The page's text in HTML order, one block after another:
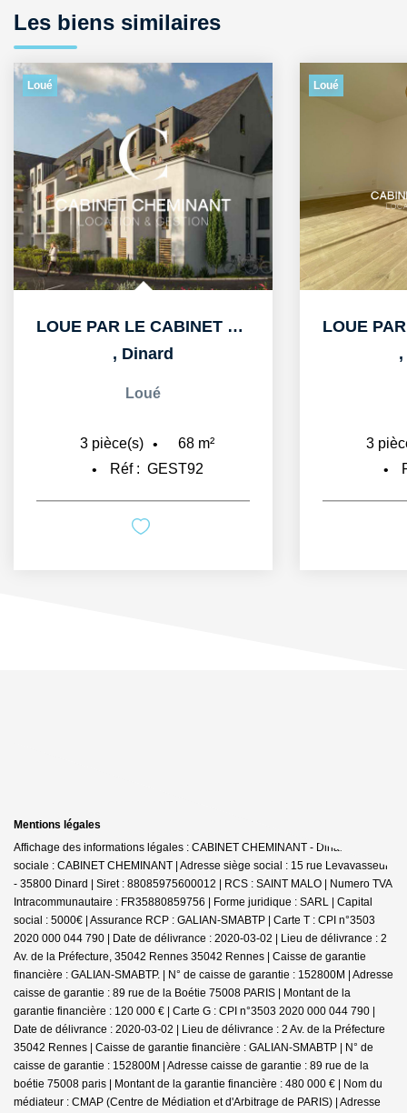
Les biens similaires
Loué
LOUE PAR LE CABINET CHEMINANT A DINARD APPARTEMENT T3 DE...
, Dinard
Loué
3 pièce(s) 68 m²
Réf : GEST92
Loué
,
3
Mentions légales
Affichage des informations légales : CABINET CHEMINANT - Dinard | Raison
sociale : CABINET CHEMINANT | Adresse siège social : 15 rue Levavasseur
- 35800 Dinard | Siret : 88085975600012 | RCS : SAINT MALO | Numero TVA
Intracommunautaire : FR35880859756 | Forme juridique : SARL | Capital
social : 5000€ | Assurance RCP : GALIAN-SMABTP | Carte T : CPI n°3503
2020 000 044 790 | Date de délivrance : 2020-03-02 | Lieu de délivrance : 2
Av. de la Préfecture, 35042 Rennes 35042 Rennes | Caisse de garantie
financière : GALIAN-SMABTP. | N° de caisse de garantie : 152800M | Adresse
caisse de garantie : 89 rue de la Boétie 75008 PARIS | Montant de la
garantie financière : 120 000 € | Carte G : CPI n°3503 2020 000 044 790 |
Date de délivrance : 2020-03-02 | Lieu de délivrance : 2 Av. de la Préfecture
35042 Rennes | Caisse de garantie financière : GALIAN-SMABTP | N° de
caisse de garantie : 152800M | Adresse caisse de garantie : 89 rue de la
boétie 75008 paris | Montant de la garantie financière : 480 000 € | Nom du
médiateur : CMAP (Centre de Médiation et d'Arbitrage de PARIS) | Adresse